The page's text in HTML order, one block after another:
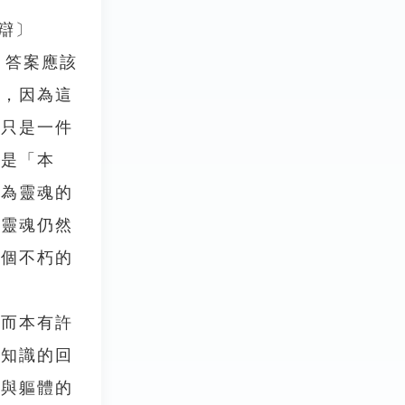
〕
案應該
因為這
是一件
「本
靈魂的
魂仍然
不朽的
本有許
識的回
軀體的